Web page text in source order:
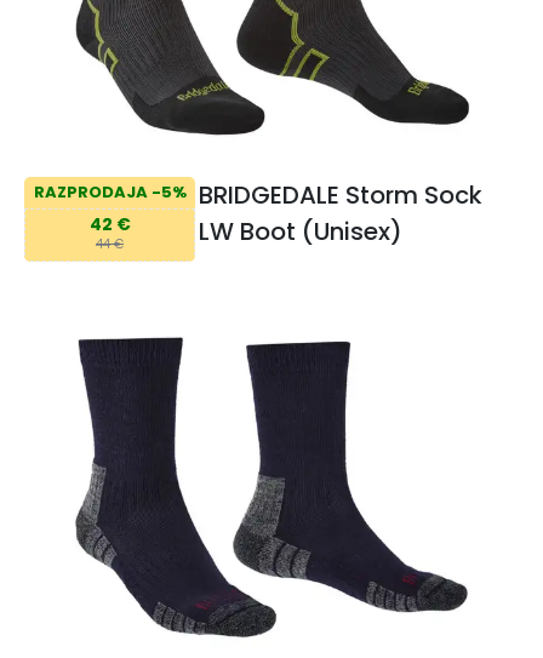
RAZPRODAJA -5%
42 €
44 €
BRIDGEDALE Storm Sock
LW Boot (Unisex)